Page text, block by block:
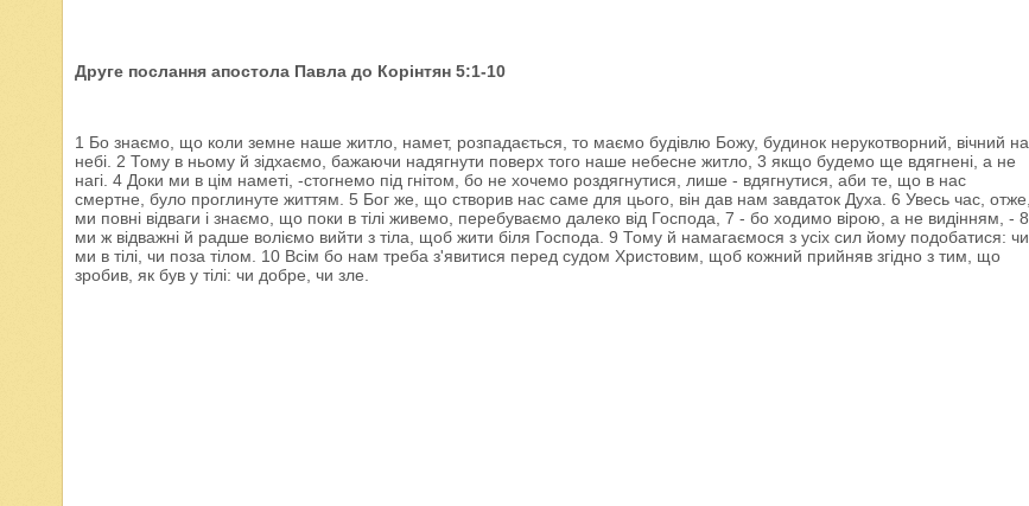
Друге послання апостола Павла до Корінтян 5:1-10
1 Бо знаємо, що коли земне наше житло, намет, розпадається, то маємо будівлю Божу, будинок нерукотворний, вічний на
небі. 2 Тому в ньому й зідхаємо, бажаючи надягнути поверх того наше небесне житло, 3 якщо будемо ще вдягнені, а не
нагі. 4 Доки ми в цім наметі, -стогнемо під гнітом, бо не хочемо роздягнутися, лише - вдягнутися, аби те, що в нас
смертне, було проглинуте життям. 5 Бог же, що створив нас саме для цього, він дав нам завдаток Духа. 6 Увесь час, отже,
ми повні відваги і знаємо, що поки в тілі живемо, перебуваємо далеко від Господа, 7 - бо ходимо вірою, а не видінням, - 8
ми ж відважні й радше воліємо вийти з тіла, щоб жити біля Господа. 9 Тому й намагаємося з усіх сил йому подобатися: чи
ми в тілі, чи поза тілом. 10 Всім бо нам треба з'явитися перед судом Христовим, щоб кожний прийняв згідно з тим, що
зробив, як був у тілі: чи добре, чи зле.